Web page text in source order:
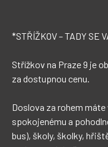
*STŘÍŽKOV – TADY SE
Střížkov na Praze 9 je
za dostupnou cenu.
Doslova za rohem
spokojenému a
bus), školy, školky,